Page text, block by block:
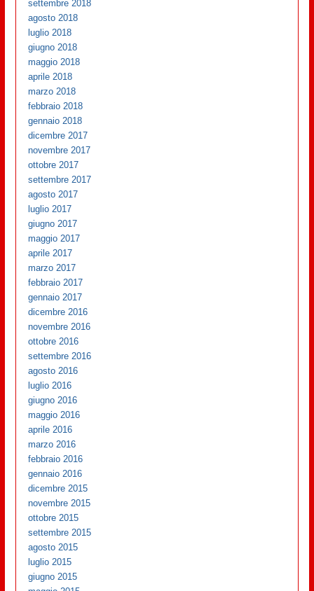
settembre 2018
agosto 2018
luglio 2018
giugno 2018
maggio 2018
aprile 2018
marzo 2018
febbraio 2018
gennaio 2018
dicembre 2017
novembre 2017
ottobre 2017
settembre 2017
agosto 2017
luglio 2017
giugno 2017
maggio 2017
aprile 2017
marzo 2017
febbraio 2017
gennaio 2017
dicembre 2016
novembre 2016
ottobre 2016
settembre 2016
agosto 2016
luglio 2016
giugno 2016
maggio 2016
aprile 2016
marzo 2016
febbraio 2016
gennaio 2016
dicembre 2015
novembre 2015
ottobre 2015
settembre 2015
agosto 2015
luglio 2015
giugno 2015